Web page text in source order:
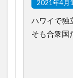
2021年4月
ハワイで独
そも合衆国